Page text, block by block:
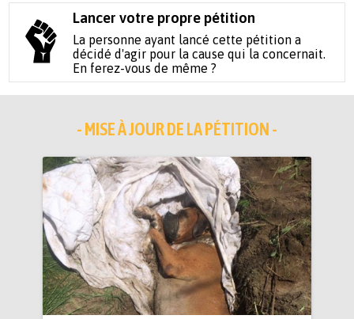
Lancer votre propre pétition
La personne ayant lancé cette pétition a
décidé d'agir pour la cause qui la concernait.
En ferez-vous de même ?
- MISE À JOUR DE LA PÉTITION -